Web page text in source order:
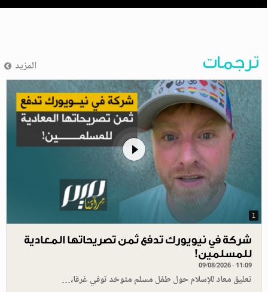
ترجمات المزيد
1
شركة في نيويورك تدفع ثمن تصريحاتها المعادية
للمسلمين!
09/08/2026 - 11:09
تعليق معاد للإسلام حول طفل مسلم متوحّد توفي غرقا،…